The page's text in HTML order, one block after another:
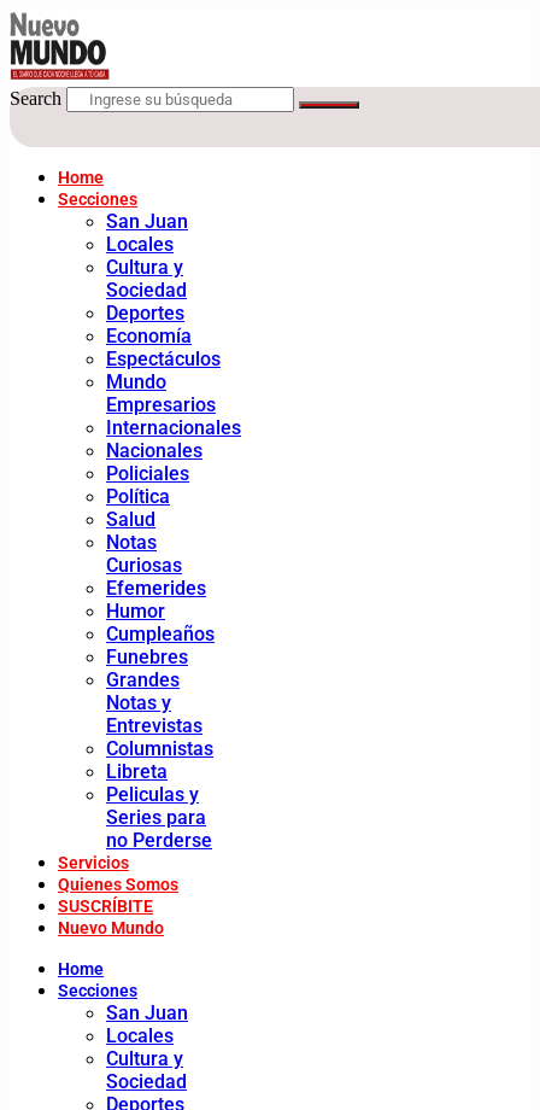
Search
Home
Secciones
San Juan
Locales
Cultura y
Sociedad
Deportes
Economía
Espectáculos
Mundo
Empresarios
Internacionales
Nacionales
Policiales
Política
Salud
Notas
Curiosas
Efemerides
Humor
Cumpleaños
Funebres
Grandes
Notas y
Entrevistas
Columnistas
Libreta
Peliculas y
Series para
no Perderse
Servicios
Quienes Somos
SUSCRÍBITE
Nuevo Mundo
Home
Secciones
San Juan
Locales
Cultura y
Sociedad
Deportes